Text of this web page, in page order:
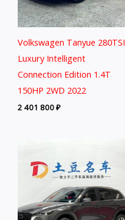
Volkswagen Tanyue 280TSI
Luxury Intelligent
Connection Edition 1.4T
150HP 2WD 2022
2 401 800₽